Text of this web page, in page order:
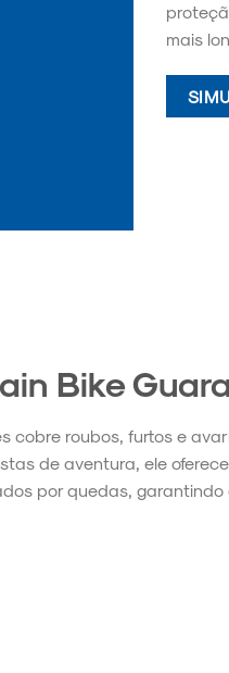
mais
Bike
cobre roubos, furtos e
de aventura, ele
por quedas,